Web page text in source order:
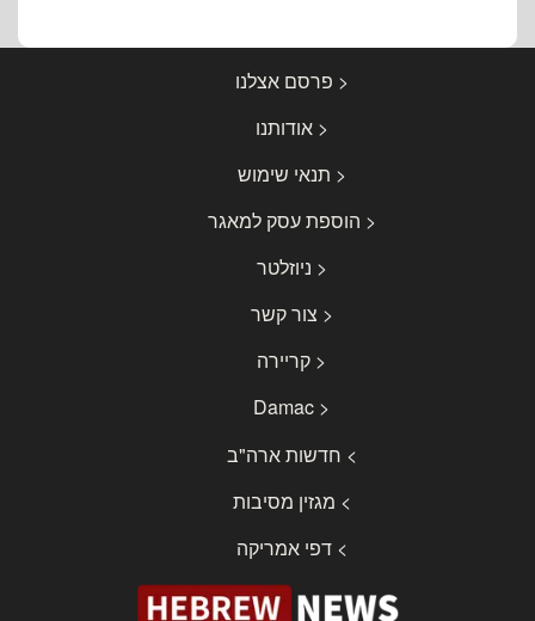
< פרסם אצלנו
< אודותנו
< תנאי שימוש
< הוספת עסק למאגר
< ניוזלטר
< צור קשר
< קריירה
< Damac
> חדשות ארה"ב
> מגזין מסיבות
> דפי אמריקה